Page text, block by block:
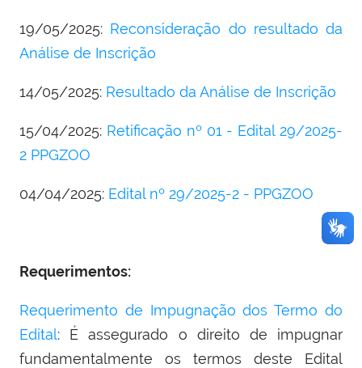
19/05/2025: Reconsideração do resultado da
Análise de Inscrição
14/05/2025: Resultado da Análise de Inscrição
15/04/2025: Retificação nº 01 - Edital 29/2025-
2 PPGZOO
04/04/2025: Edital nº 29/2025-2 - PPGZOO
Requerimentos:
Requerimento de Impugnação dos Termo do
Edital: É assegurado o direito de impugnar
fundamentalmente os termos deste Edital